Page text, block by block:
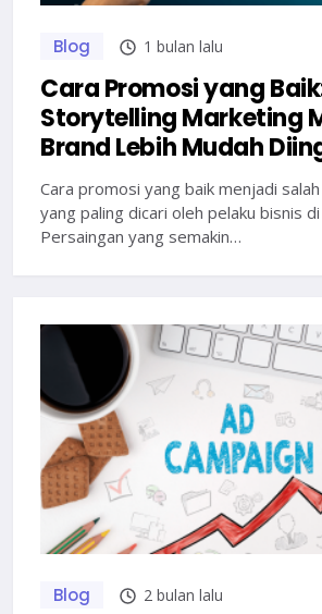
Blog 1 bulan lalu
Cara Promosi yang
Storytelling Marketing
Brand Lebih Mudah
Cara promosi yang baik menjadi
yang paling dicari oleh pelaku bisnis
Persaingan yang semakin…
Blog 2 bulan lalu